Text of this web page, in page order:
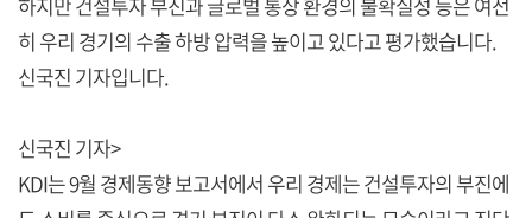
히 우리 경기의 수출 하방 압력을 높이고 있다고 평가했습니다.
신국진 기자입니다.
신국진 기자>
KDI는 9월 경제동향 보고서에서 우리 경제는 건설투자의 부진에